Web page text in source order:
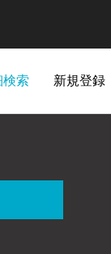
検索 新規登録